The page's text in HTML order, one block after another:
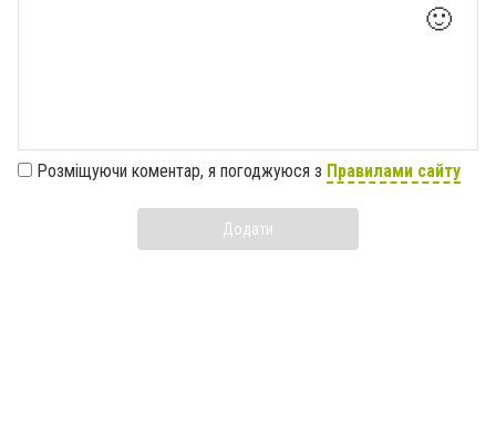
🙂
Розміщуючи коментар, я погоджуюся з Правилами сайту
Додати